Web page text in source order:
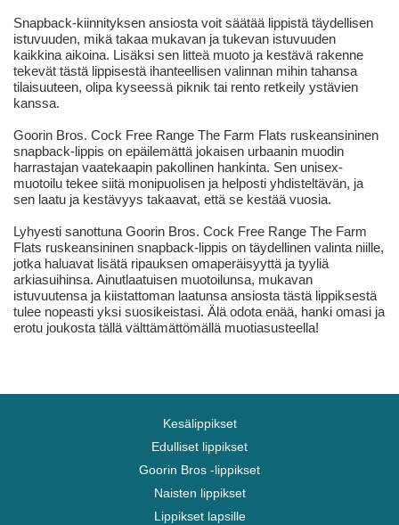
Snapback-kiinnityksen ansiosta voit säätää lippistä täydellisen
istuvuuden, mikä takaa mukavan ja tukevan istuvuuden
kaikkina aikoina. Lisäksi sen litteä muoto ja kestävä rakenne
tekevät tästä lippisestä ihanteellisen valinnan mihin tahansa
tilaisuuteen, olipa kyseessä piknik tai rento retkeily ystävien
kanssa.
Goorin Bros. Cock Free Range The Farm Flats ruskeansininen
snapback-lippis on epäilemättä jokaisen urbaanin muodin
harrastajan vaatekaapin pakollinen hankinta. Sen unisex-
muotoilu tekee siitä monipuolisen ja helposti yhdisteltävän, ja
sen laatu ja kestävyys takaavat, että se kestää vuosia.
Lyhyesti sanottuna Goorin Bros. Cock Free Range The Farm
Flats ruskeansininen snapback-lippis on täydellinen valinta niille,
jotka haluavat lisätä ripauksen omaperäisyyttä ja tyyliä
arkiasuihinsa. Ainutlaatuisen muotoilunsa, mukavan
istuvuutensa ja kiistattoman laatunsa ansiosta tästä lippiksestä
tulee nopeasti yksi suosikeistasi. Älä odota enää, hanki omasi ja
erotu joukosta tällä välttämättömällä muotiasusteella!
Kesälippikset
Edulliset lippikset
Goorin Bros -lippikset
Naisten lippikset
Lippikset lapsille